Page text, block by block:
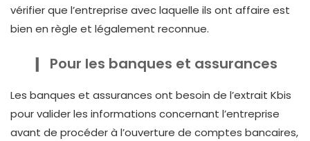
vérifier que l’entreprise avec laquelle ils ont affaire est
bien en règle et légalement reconnue.
Pour les banques et assurances
Les banques et assurances ont besoin de l’extrait Kbis
pour valider les informations concernant l’entreprise
avant de procéder à l’ouverture de comptes bancaires,